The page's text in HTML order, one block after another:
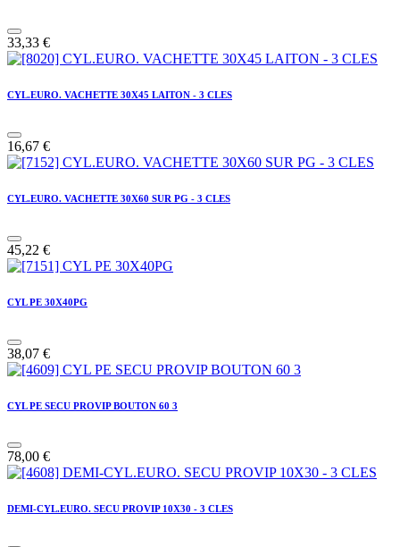
33,33 €
CYL.EURO. VACHETTE 30X45 LAITON - 3 CLES
16,67 €
CYL.EURO. VACHETTE 30X60 SUR PG - 3 CLES
45,22 €
CYL PE 30X40PG
38,07 €
CYL PE SECU PROVIP BOUTON 60 3
78,00 €
DEMI-CYL.EURO. SECU PROVIP 10X30 - 3 CLES